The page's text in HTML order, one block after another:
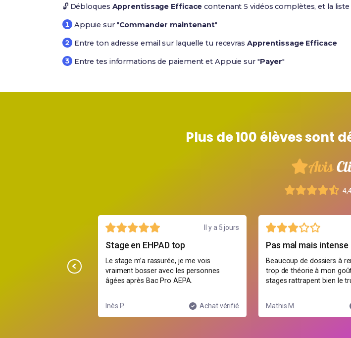
🔓 Débloques Apprentissage Efficace contenant 5 vidéos complètes, et la liste
Appuie sur "Commander maintenant"
Entre ton adresse email sur laquelle tu recevras Apprentissage Efficace
Entre tes informations de paiement et Appuie sur "Payer"
Plus de 100 élèves sont
Avis
grave stylé, on bouge
cours et animations,
Il y a 5 jours
Stage en EHPAD top
Le stage m’a rassurée, je me vois
vraiment bosser avec les personnes
âgées après Bac Pro AEPA.
Inès P. Achat vérifié
Pas mal mais intense
Beaucoup de dossiers à
trop de théorie à mon
stages rattrapent bien le
Mathis M.